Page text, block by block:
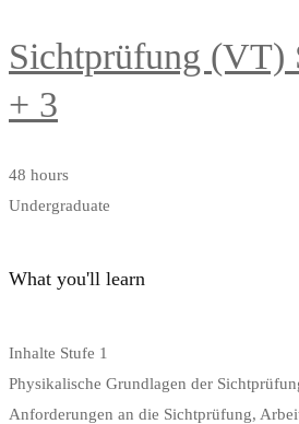
Sichtprüfung (VT)
+ 3
48 hours
Undergraduate
What you'll learn
Inhalte Stufe 1
Physikalische Grundlagen der
Anforderungen an die Sichtprüfung,